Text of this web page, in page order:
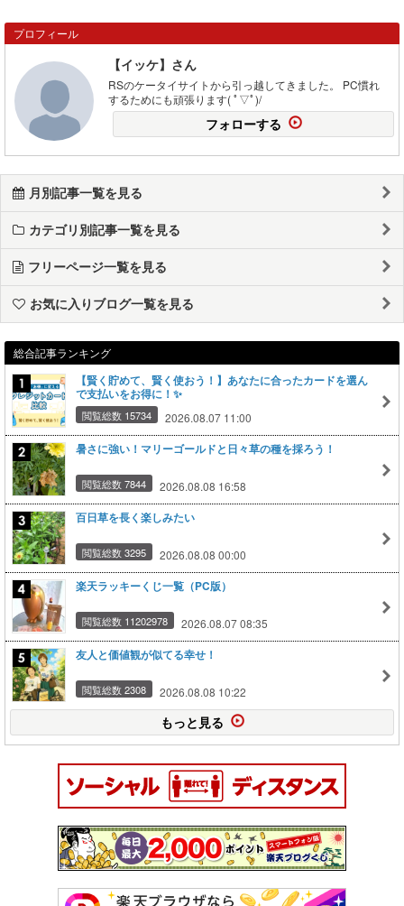
プロフィール
【イッケ】さん
RSのケータイサイトから引っ越してきました。 PC慣れ
するためにも頑張ります( ﾟ▽ﾟ)/
フォローする
月別記事一覧を見る
カテゴリ別記事一覧を見る
フリーページ一覧を見る
お気に入りブログ一覧を見る
総合記事ランキング
【賢く貯めて、賢く使おう！】あなたに合ったカードを選ん
で支払いをお得に！✨
閲覧総数 15734 2026.08.07 11:00
暑さに強い！マリーゴールドと日々草の種を採ろう！
閲覧総数 7844 2026.08.08 16:58
百日草を長く楽しみたい
閲覧総数 3295 2026.08.08 00:00
楽天ラッキーくじ一覧（PC版）
閲覧総数 11202978 2026.08.07 08:35
友人と価値観が似てる幸せ！
閲覧総数 2308 2026.08.08 10:22
もっと見る